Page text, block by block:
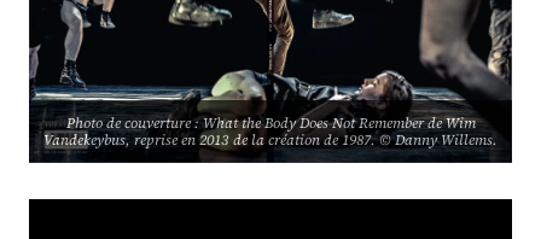
Photo de couverture : What the Body Does Not Remember de Wim
Vandekeybus, reprise en 2013 de la création de 1987. © Danny Willems.